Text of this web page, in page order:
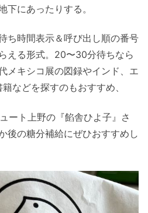
下にあったりする。
ち時間表示＆呼び出し順の番号
える形式。20〜30分待ちなら
メキシコ展の図録やインド、エ
などを探すのもおすすめ、
ート上野の『餡舎ひよ子』さ
後の糖分補給にぜひおすすめし